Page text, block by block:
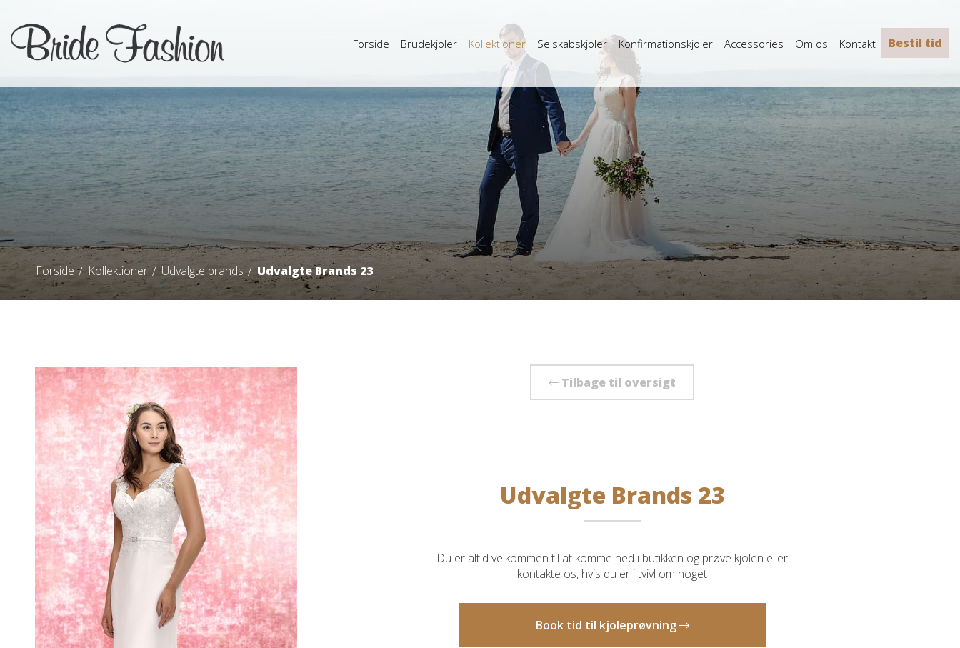
Forside Brudekjoler Kollektioner Selskabskjoler Konfirmationskjoler Accessories Om os Kontakt Bestil tid
Forside Kollektioner Udvalgte brands Udvalgte Brands 23
Tilbage til oversigt
Udvalgte Brands 23
Du er altid velkommen til at komme ned i butikken og prøve kjolen eller
kontakte os, hvis du er i tvivl om noget
Book tid til kjoleprøvning